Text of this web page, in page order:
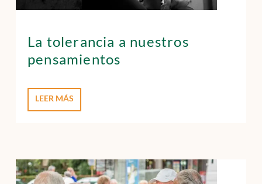
La tolerancia a nuestros
pensamientos
LEER MÁS